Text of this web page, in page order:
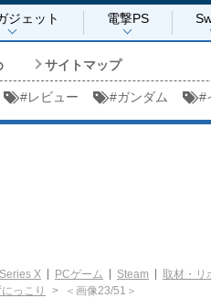
ジェット 電撃PS
サイトマップ
#レビュー #ガンダム #
X PCゲーム Steam 取材・リ
っこり
＜画像23/51＞